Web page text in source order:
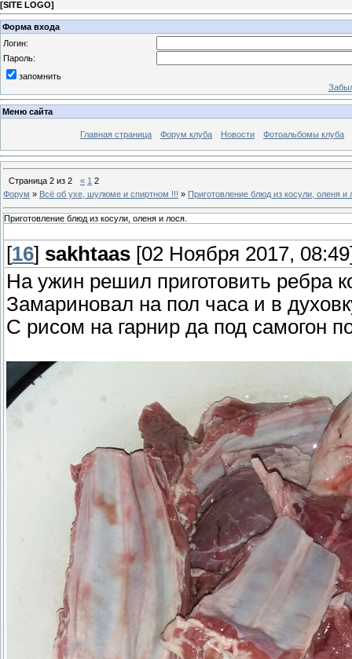
[SITE LOGO]
Форма входа
Логин:
Пароль:
запомнить
Меню сайта
Главная страница Форум клуба Новости Фотоальбомы клуба
Страница 2 из 2 « 1 2
Форум » Всё об ухе, шулюме и спиртном !!! » Приготовление блюд из косули, оленя и
Приготовление блюд из косули, оленя и лося.
[16] sakhtaas [02 Ноября 2017,
На ужин решил приготовить ребра
Замариновал на пол часа и в
С рисом на гарнир да под самогон